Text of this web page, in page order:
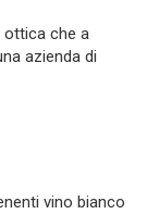
ottica che a
azienda di
vino bianco